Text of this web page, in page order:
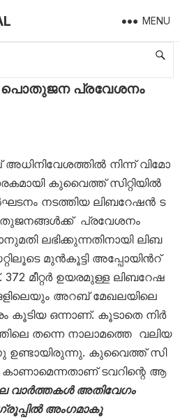
MENU
പൊതുജന പ്രവേശനം ഇന്ന് മുതൽ.
പൊതുജന പ്രവേശനം
നി​ന്ന്​ വി​മോ​
കു​വൈ​ത്ത്​ സി​റ്റി​യിൽ
നടത്തിയ ലി​ബ​റേ​ഷ​ൻ ട​
പ്ര​വേ​ശ​നം
ലഭിക്കുന്നതിനായി ലി​ബ​
മു​ൻ​കൂ​ട്ടി അ​പ്പോ​യി​ൻ​റ്​​
മീ​റ്റ​ർ ഉ​യ​ര​മു​ള്ള ലി​ബ​റേ​ഷ​
അ​റ​ബ്​ മേ​ഖ​ല​യി​ലെ​
കൂ​ടി​യ ഒന്നാണ്. കൂടാതെ നി​ർ​
തന്നെ നാ​ലാ​മ​ത്തെ ​ വ​ലി​യ
ഉണ്ടായിരുന്നു. കു​വൈ​ത്ത്​ സി​
ട​വ​റിന്റെ ആ​
വാർത്തകൾ അതിവേഗം
അംഗമാകൂ